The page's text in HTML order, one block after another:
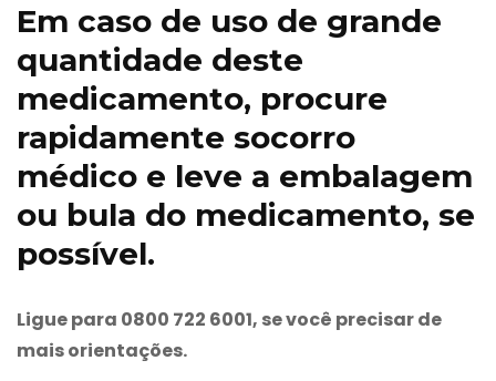
Em caso de uso de grande
quantidade deste
medicamento, procure
rapidamente socorro
médico e leve a embalagem
ou bula do medicamento, se
possível.
Ligue para 0800 722 6001, se você precisar de
mais orientações.